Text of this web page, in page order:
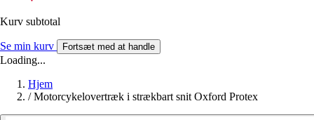
Kurv subtotal
Se min kurv Fortsæt med at handle
Loading...
Hjem
/ Motorcykelovertræk i strækbart snit Oxford Protex